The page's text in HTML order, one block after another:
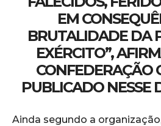
EM
BRUTALIDADE DA
EXÉRCITO”,
CONFEDERAÇÃO
PUBLICADO NESSE
Ainda segundo a